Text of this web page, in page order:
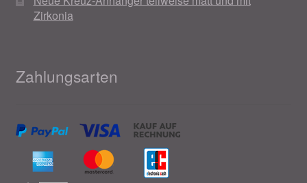
Zirkonia
Zahlungsarten